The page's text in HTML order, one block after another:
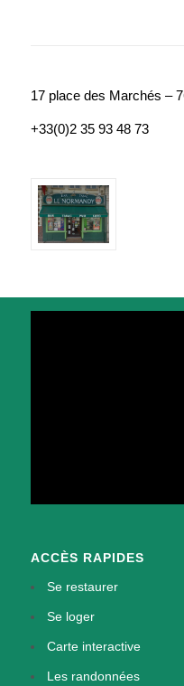
17 place des Marchés –
+33(0)2 35 93 48 73
ACCÈS RAPIDES
Se restaurer
Se loger
Carte interactive
Les randonnées